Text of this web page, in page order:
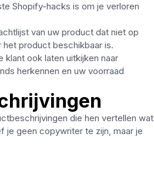
Shopify-hacks is om je verloren
van uw product dat niet op
het product beschikbaar is.
ook laten uitkijken naar
herkennen en uw voorraad
die hen vertellen wat
je geen copywriter te zijn, maar je